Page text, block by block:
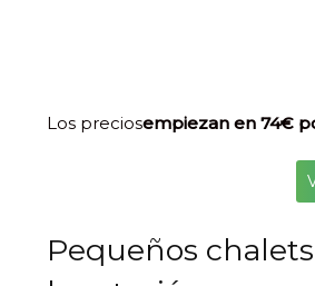
Los preciosempiezan en 74€
Pequeños